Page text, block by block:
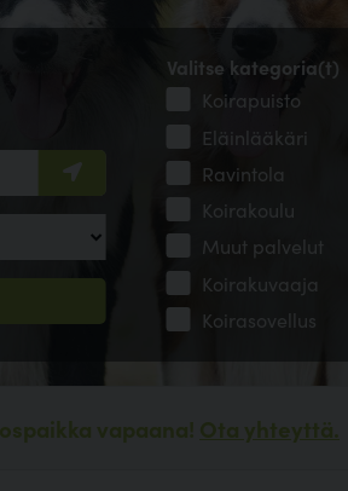
Valitse kategoria(t)
Koirapuisto
Eläinlääkäri
Ravintola
Koirakoulu
Muut palvelut
Koirakuvaaja
Koirasovellus
vapaana! Ota yhteyttä.